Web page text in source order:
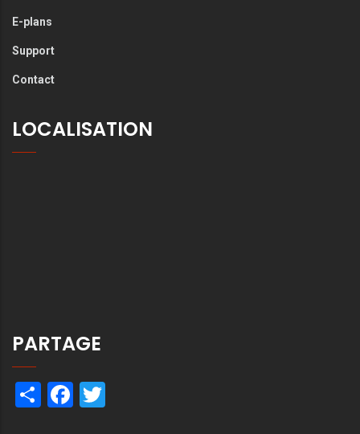
E-plans
Support
Contact
LOCALISATION
PARTAGE
ShareFacebook